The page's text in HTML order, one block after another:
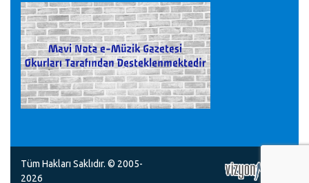
Tüm Hakları Saklıdır. © 2005-
2026